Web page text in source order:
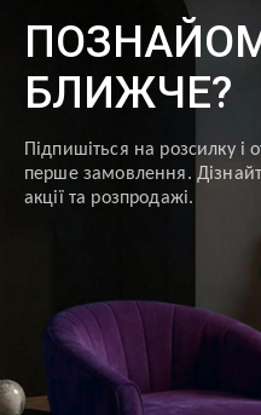
БЛИЖЧЕ?
Підпишіться на розсилку
перше замовлення.
акції та розпродажі.